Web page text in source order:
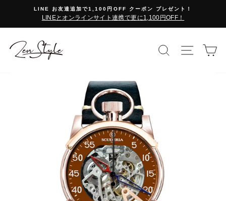
テ
LINE お友達追加で1,100円OFF クーポン プレゼント！
LINEとオンラインサイト連携で更に1,100円OFF！
検索で探す
サイト